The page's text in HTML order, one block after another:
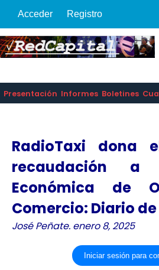
Acceder Registro
Presentación Informes Boletines
RadioTaxi dona
recaudación a
Económica de
Comercio: Diario
José Peñate. enero 8, 2025
Iniciar sesión para